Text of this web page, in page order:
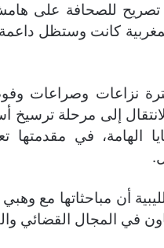
للصحافة على
كانت وستظل
نزاعات وصراعات
إلى مرحلة ترسيخ
الهامة، في مقدمتها
أن مباحثاتها مع
في المجال القضائي